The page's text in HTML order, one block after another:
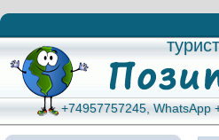
+74957757245, WhatsApp
+74957757245, WhatsApp